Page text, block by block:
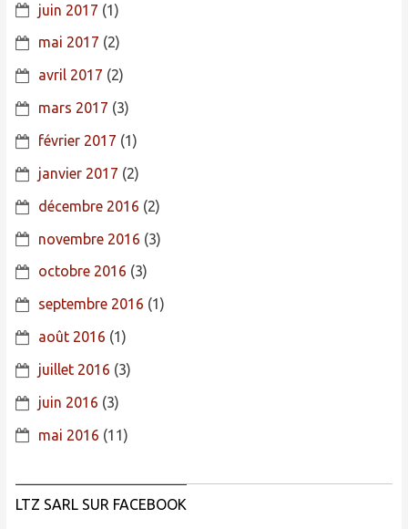
juin 2017 (1)
mai 2017 (2)
avril 2017 (2)
mars 2017 (3)
février 2017 (1)
janvier 2017 (2)
décembre 2016 (2)
novembre 2016 (3)
octobre 2016 (3)
septembre 2016 (1)
août 2016 (1)
juillet 2016 (3)
juin 2016 (3)
mai 2016 (11)
LTZ SARL SUR FACEBOOK